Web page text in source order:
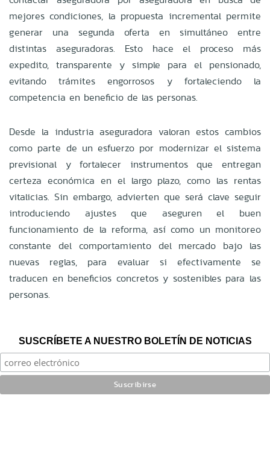
mejores condiciones, la propuesta incremental permite
generar una segunda oferta en simultáneo entre
distintas aseguradoras. Esto hace el proceso más
expedito, transparente y simple para el pensionado,
evitando trámites engorrosos y fortaleciendo la
competencia en beneficio de las personas.
Desde la industria aseguradora valoran estos cambios
como parte de un esfuerzo por modernizar el sistema
previsional y fortalecer instrumentos que entregan
certeza económica en el largo plazo, como las rentas
vitalicias. Sin embargo, advierten que será clave seguir
introduciendo ajustes que aseguren el buen
funcionamiento de la reforma, así como un monitoreo
constante del comportamiento del mercado bajo las
nuevas reglas, para evaluar si efectivamente se
traducen en beneficios concretos y sostenibles para las
personas.
SUSCRÍBETE A NUESTRO BOLETÍN DE NOTICIAS